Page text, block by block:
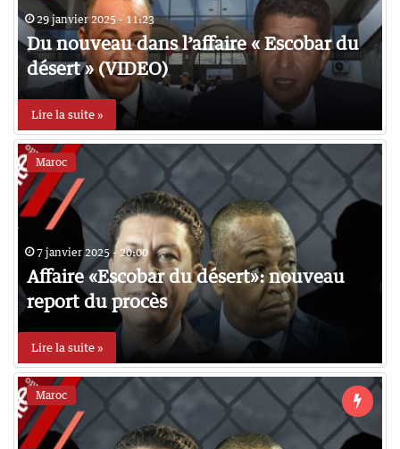
29 janvier 2025 - 11:23
Du nouveau dans l’affaire « Escobar du
désert » (VIDEO)
Lire la suite »
Maroc
7 janvier 2025 - 20:00
Affaire «Escobar du désert»: nouveau
report du procès
Lire la suite »
Maroc